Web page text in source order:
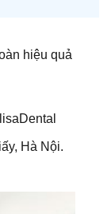
hiệu quả
Hà Nội.